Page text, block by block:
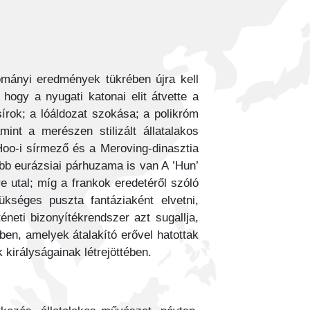
eredmények tükrében újra kell
hogy a nyugati katonai elit átvette a
a lóáldozat szokása; a polikróm
a merészen stilizált állatalakos
i sírmező és a Meroving-dinasztia
eurázsiai párhuzama is van A ’Hun’
utal; míg a frankok eredetéről szóló
puszta fantáziaként elvetni,
bizonyítékrendszer azt sugallja,
amelyek átalakító erővel hatottak
királyságainak létrejöttében.